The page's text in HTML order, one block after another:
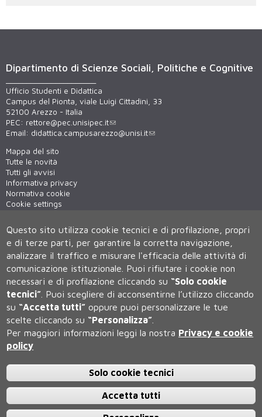
Dipartimento di Scienze Sociali, Politiche e Cognitive
Ufficio Studenti e Didattica
Campus del Pionta, viale Luigi Cittadini, 33
52100 Arezzo - Italia
PEC: rettore@pec.unisipec.it
Email: didattica.campusarezzo@unisi.it
Mappa del sito
Tutte le novità
Tutti gli avvisi
Informativa privacy
Normativa cookie
Cookie settings
Università degli Studi di Siena
Rettorato, via Banchi di Sotto 55, 53100 Siena ITALIA
P.IVA 00273530527 | C.F. 80002070524 | Caselle Pec:Posta
Elettronica Certificata
0577 235555 (dal lunedì al venerdì dalle 9.30 alle 10.30)
Questo sito utilizza cookie tecnici e di profilazione, propri
e di terze parti, per garantire la corretta navigazione,
analizzare il traffico e misurare l'efficacia delle attività di
comunicazione istituzionale. Puoi rifiutare i cookie non
necessari e di profilazione cliccando su “Solo cookie
tecnici” Puoi scegliere di acconsentirne l’utilizzo cliccando
su “Accetta tutti” oppure puoi personalizzare le tue
scelte cliccando su “Personalizza”
Per maggiori informazioni leggi la nostra Privacy e cookie
policy
Solo cookie tecnici
Accetta tutti